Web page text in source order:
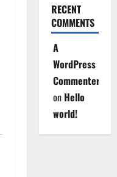
RECENT
COMMENTS
A
WordPress
Commenter
on Hello
world!